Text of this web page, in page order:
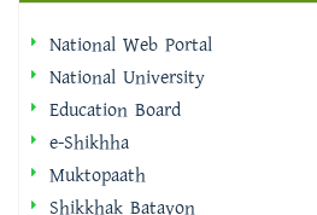
National Web Portal
National University
Education Board
e-Shikhha
Muktopaath
Shikkhak Batayon